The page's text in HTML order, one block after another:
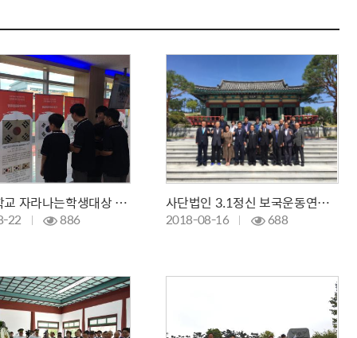
신아중학교 자라나는학생대상 &quot;문화재 태극기 특별 사진전&quot; 개최
22 886
사단법인 3.1정신 보국운동연합 참배
2018-08-16 688